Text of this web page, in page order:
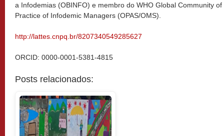
a Infodemias (OBINFO) e membro do WHO Global Community of
Practice of Infodemic Managers (OPAS/OMS).
http://lattes.cnpq.br/8207340549285627
ORCID: 0000-0001-5381-4815
Posts relacionados: